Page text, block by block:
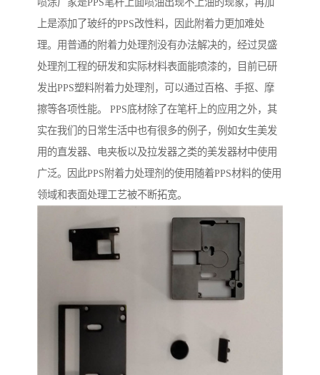
喷涂厂家是PPS笔杆上面喷油出现不上油的现象，再加
上是添加了玻纤的PPS改性料，因此附着力更加难处
理。用普通的附着力处理剂没有办法解决的，经过炅盛
处理剂工程的研发和实际材料表面能喷漆的，目前已研
发出PPS塑料附着力处理剂，可以通过百格、手抠、摩
擦等各项性能。 PPS底材除了在笔杆上的应用之外，其
实在我们的日常生活中也有很多的例子，例如女生美发
用的直发器、电夹板以及拉发器之类的美发器材中使用
广泛。因此PPS附着力处理剂的使用随着PPS材料的使用
领域和表面处理工艺被不断拓宽。